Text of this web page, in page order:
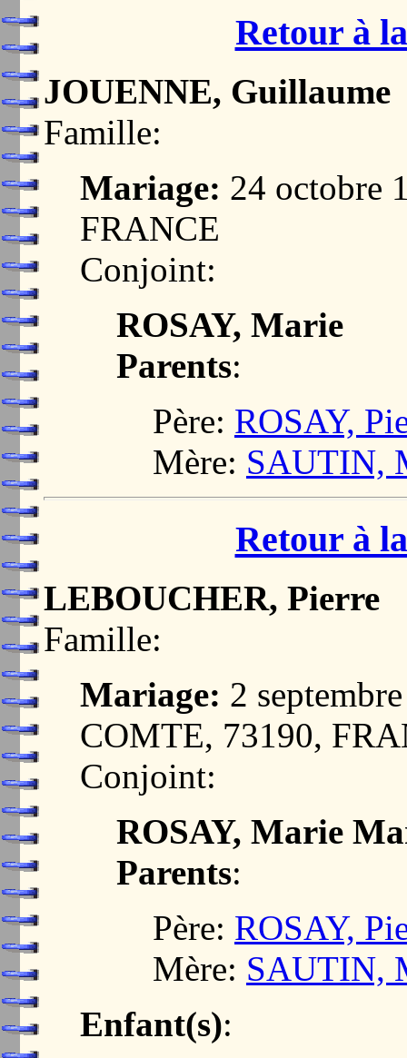
Retour à
JOUENNE, Guillaume
Famille:
Mariage: 24 octobre
FRANCE
Conjoint:
ROSAY, Marie
Parents:
Père: ROSAY,
Mère: SAUTIN,
Retour à
LEBOUCHER, Pierre
Famille:
Mariage: 2
COMTE, 73190,
Conjoint:
ROSAY, Marie
Parents:
Père: ROSAY,
Mère: SAUTIN,
Enfant(s):